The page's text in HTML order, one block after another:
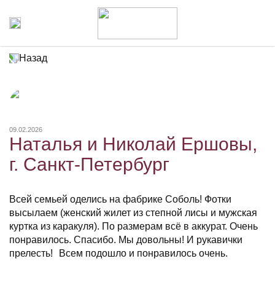
Назад
09.02.2026
Наталья и Николай Ершовы,
г. Санкт-Петербург
Всей семьей оделись на фабрике Соболь! Фотки
высылаем (женский жилет из степной лисы и мужская
куртка из каракуля). По размерам всё в аккурат. Очень
понравилось. Спасибо. Мы довольны! И рукавички
прелесть! Всем подошло и понравилось очень.